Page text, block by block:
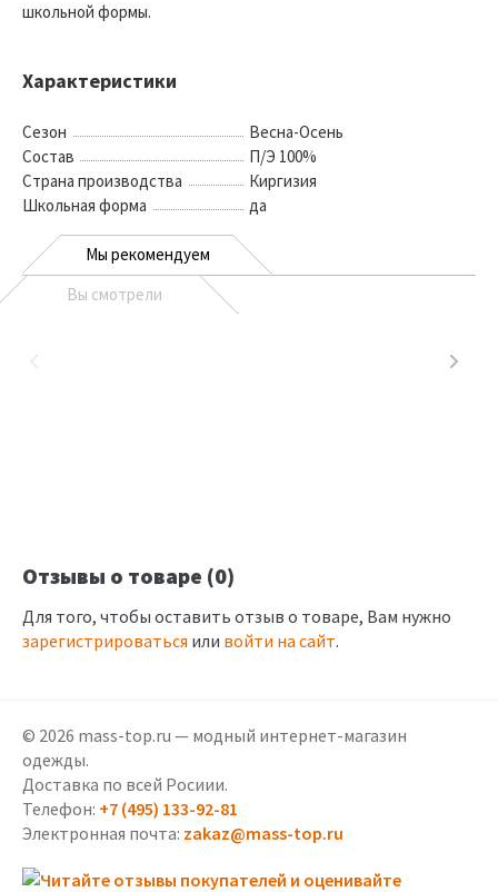
школьной формы.
Характеристики
Сезон
Весна-Осень
Состав
П/Э 100%
Страна производства
Киргизия
Школьная форма
да
Мы рекомендуем
Вы смотрели
Отзывы о товаре (0)
Для того, чтобы оставить отзыв о товаре, Вам нужно
зарегистрироваться или войти на сайт.
© 2026 mass-top.ru — модный интернет-магазин
одежды.
Доставка по всей Росиии.
Телефон: +7 (495) 133-92-81
Электронная почта: zakaz@mass-top.ru